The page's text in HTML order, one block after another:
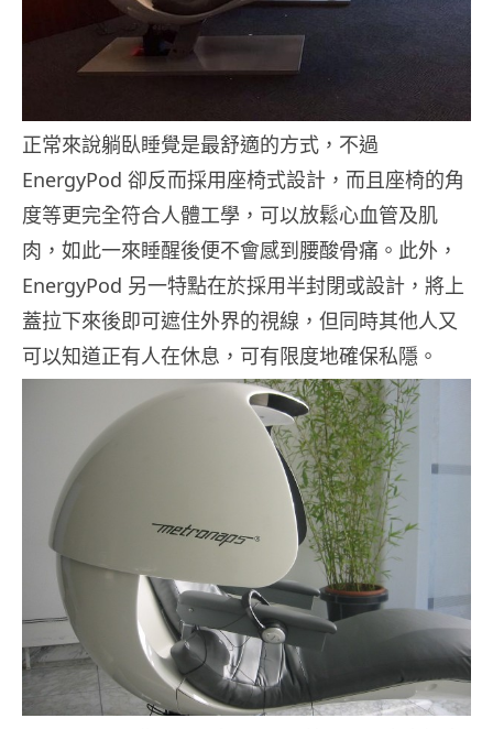
正常來說躺臥睡覺是最舒適的方式，不過
EnergyPod 卻反而採用座椅式設計，而且座椅的角
度等更完全符合人體工學，可以放鬆心血管及肌
肉，如此一來睡醒後便不會感到腰酸骨痛。此外，
EnergyPod 另一特點在於採用半封閉或設計，將上
蓋拉下來後即可遮住外界的視線，但同時其他人又
可以知道正有人在休息，可有限度地確保私隱。